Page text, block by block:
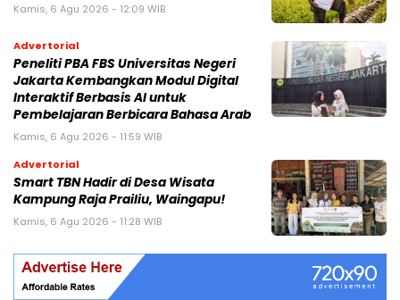
Kamis, 6 Agu 2026 - 12:09 WIB
Advertorial
Peneliti PBA FBS Universitas Negeri
Jakarta Kembangkan Modul Digital
Interaktif Berbasis AI untuk
Pembelajaran Berbicara Bahasa Arab
Kamis, 6 Agu 2026 - 11:59 WIB
Advertorial
Smart TBN Hadir di Desa Wisata
Kampung Raja Prailiu, Waingapu!
Kamis, 6 Agu 2026 - 11:28 WIB